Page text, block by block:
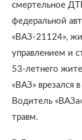
смертельное
федеральной
«ВАЗ-21124»,
управлением и
53-летнего
«ВАЗ» врезался
Водитель
травм.